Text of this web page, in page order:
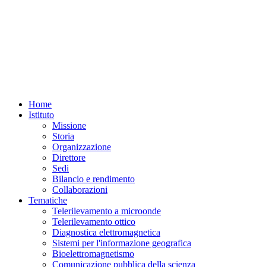
Home
Istituto
Missione
Storia
Organizzazione
Direttore
Sedi
Bilancio e rendimento
Collaborazioni
Tematiche
Telerilevamento a microonde
Telerilevamento ottico
Diagnostica elettromagnetica
Sistemi per l'informazione geografica
Bioelettromagnetismo
Comunicazione pubblica della scienza